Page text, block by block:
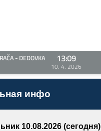
- DEDOVKA
13:09
10. 4. 2026
инфо
10.08.2026 (сегодня)